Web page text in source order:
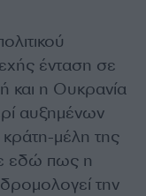
ένταση σε
και η Ουκρανία
αυξημένων
μέλη της
εδώ πως η
την